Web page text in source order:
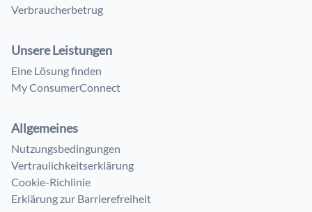
Verbraucherbetrug
Unsere Leistungen
Eine Lösung finden
My ConsumerConnect
Allgemeines
Nutzungsbedingungen
Vertraulichkeitserklärung
Cookie-Richlinie
Erklärung zur Barrierefreiheit